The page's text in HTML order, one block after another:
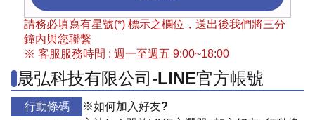
請務必填寫有星號(*) 標示之欄位，送出後我們將三分
鐘內與您聯繫
※ 客服服務時間 : 週一至週五 9:00~18:00
晟弘科技有限公司-LINE官方帳號
行動條碼
※如何加入好友?